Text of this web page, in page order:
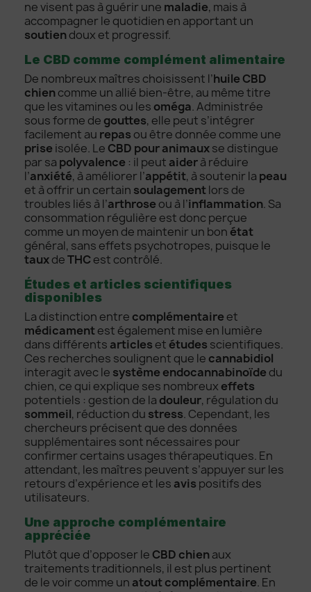
ne visent pas à guérir une maladie, mais à
accompagner le quotidien en apportant un
soutiendoux et progressif.
Le CBD comme complément alimentaire
De nombreux maîtres choisissent l’huile CBD
chiencomme un allié bien-être, au même titre
que les vitamines ou les oméga. Administrée
sous forme de gouttes, elle peut s’intégrer
facilement au repas ou être donnée comme une
prise isolée. Le CBD pour animauxse distingue
par sa polyvalence : il peut aiderà réduire
l’anxiété, à améliorer l’appétit, à soutenir la peau
et à offrir un certain soulagementlors de
troubles liés à l’arthrose ou à l’inflammation. Sa
consommation régulière est donc perçue
comme un moyen de maintenir un bon état
général, sans effets psychotropes, puisque le
tauxdeTHCest contrôlé.
Études et articles scientifiques
disponibles
La distinction entre complémentaire et
médicamentest également mise en lumière
dans différents articles et études scientifiques.
Ces recherches soulignent que le cannabidiol
interagit avec le système endocannabinoïde du
chien, ce qui explique ses nombreux effets
potentiels : gestion de la douleur, régulation du
sommeil, réduction du stress. Cependant, les
chercheurs précisent que des données
supplémentaires sont nécessaires pour
confirmer certains usages thérapeutiques. En
attendant, les maîtres peuvent s’appuyer sur les
retours d’expérience et les avis positifs des
utilisateurs.
Une approche complémentaire
appréciée
Plutôt que d’opposer le CBD chienaux
traitements traditionnels, il est plus pertinent
de le voir comme un atout complémentaire. En